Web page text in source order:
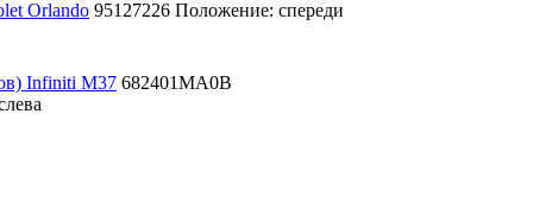
Orlando 95127226 Положение: спереди
Infiniti M37 682401MA0B